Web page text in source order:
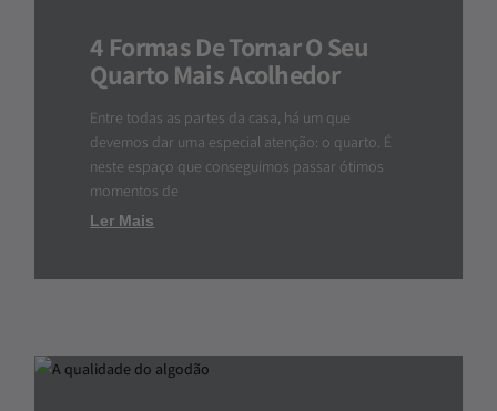
4 Formas De Tornar O Seu
Quarto Mais Acolhedor
Entre todas as partes da casa, há um que
devemos dar uma especial atenção: o quarto. É
neste espaço que conseguimos passar ótimos
momentos de
Ler Mais